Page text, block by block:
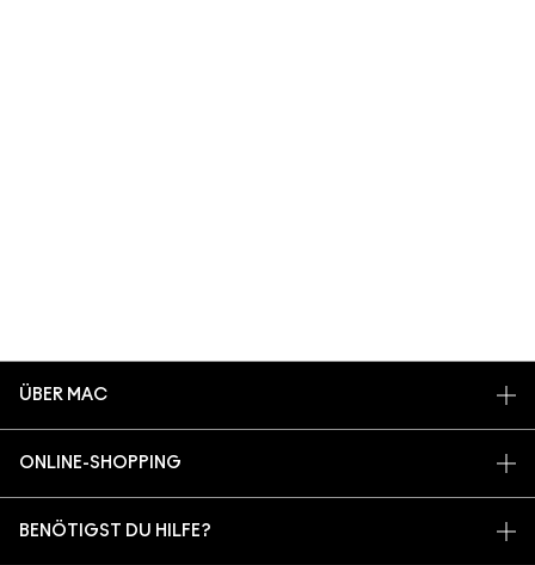
ÜBER MAC
UNSERE ARTISTS
ONLINE-SHOPPING
REGISTRIERE DICH FÜR DEN NEWSLETTER
BENÖTIGST DU HILFE?